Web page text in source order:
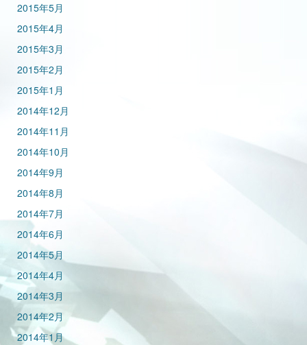
2015年5月
2015年4月
2015年3月
2015年2月
2015年1月
2014年12月
2014年11月
2014年10月
2014年9月
2014年8月
2014年7月
2014年6月
2014年5月
2014年4月
2014年3月
2014年2月
2014年1月